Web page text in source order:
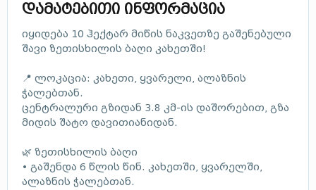
დამატებითი ინფორმაცია
იყიდება 10 ჰექტარ მიწის ნაკვეთზე გაშენებული
შავი ზეთისხილის ბაღი კახეთში!
📍 ლოკაცია: კახეთი, ყვარელი, ალაზნის
ჭალებთან.
ცენტრალური გზიდან 3.8 კმ-ის დაშორებით, გზა
მიდის შატო დავითიანიდან.
🌿 ზეთისხილის ბაღი
• გაშენდა 6 წლის წინ. კახეთში, ყვარელში,
ალაზნის ჭალებთან.